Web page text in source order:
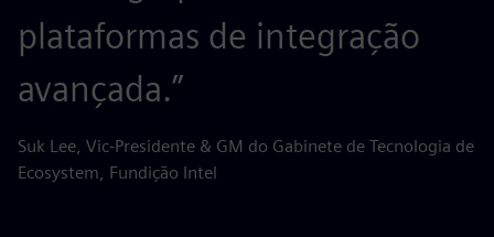
plataformas de integração
avançada.”
Suk Lee, Vic-Presidente & GM do Gabinete de Tecnologia de
Ecosystem, Fundição Intel